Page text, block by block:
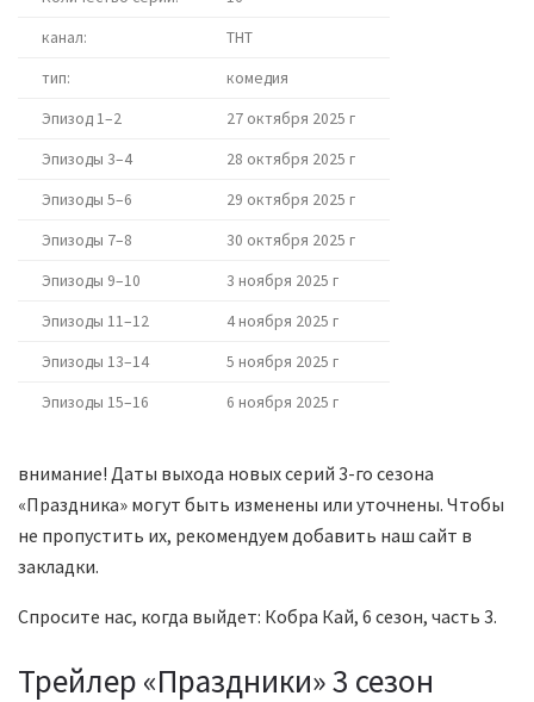
канал:
ТНТ
тип:
комедия
Эпизод 1–2
27 октября 2025 г
Эпизоды 3–4
28 октября 2025 г
Эпизоды 5–6
29 октября 2025 г
Эпизоды 7–8
30 октября 2025 г
Эпизоды 9–10
3 ноября 2025 г
Эпизоды 11–12
4 ноября 2025 г
Эпизоды 13–14
5 ноября 2025 г
Эпизоды 15–16
6 ноября 2025 г
внимание! Даты выхода новых серий 3-го сезона
«Праздника» могут быть изменены или уточнены. Чтобы
не пропустить их, рекомендуем добавить наш сайт в
закладки.
Спросите нас, когда выйдет: Кобра Кай, 6 сезон, часть 3.
Трейлер «Праздники» 3 сезон